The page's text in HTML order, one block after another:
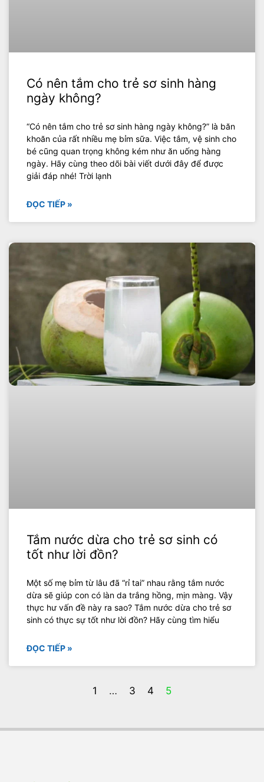
Có nên tắm cho trẻ sơ sinh hàng
ngày không?
“Có nên tắm cho trẻ sơ sinh hàng ngày không?” là băn
khoăn của rất nhiều mẹ bỉm sữa. Việc tắm, vệ sinh cho
bé cũng quan trọng không kém như ăn uống hàng
ngày. Hãy cùng theo dõi bài viết dưới đây để được
giải đáp nhé! Trời lạnh
ĐỌC TIẾP »
Tắm nước dừa cho trẻ sơ sinh có
tốt như lời đồn?
Một số mẹ bỉm từ lâu đã “rỉ tai” nhau rằng tắm nước
dừa sẽ giúp con có làn da trắng hồng, mịn màng. Vậy
thực hư vấn đề này ra sao? Tắm nước dừa cho trẻ sơ
sinh có thực sự tốt như lời đồn? Hãy cùng tìm hiểu
ĐỌC TIẾP »
1 … 3 4 5